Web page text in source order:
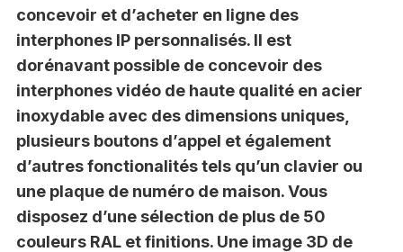
concevoir et d’acheter en ligne des
interphones IP personnalisés. Il est
dorénavant possible de concevoir des
interphones vidéo de haute qualité en acier
inoxydable avec des dimensions uniques,
plusieurs boutons d’appel et également
d’autres fonctionalités tels qu’un clavier ou
une plaque de numéro de maison. Vous
disposez d’une sélection de plus de 50
couleurs RAL et finitions. Une image 3D de